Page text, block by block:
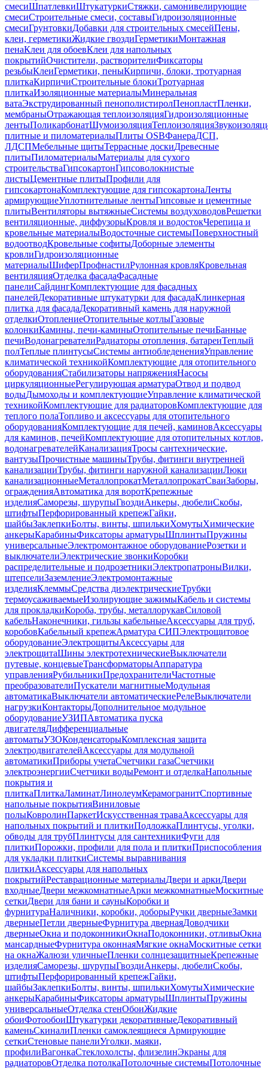
смесиШпатлевкиШтукатуркиСтяжки, самонивелирующие
смесиСтроительные смеси, составыГидроизоляционные
смесиГрунтовкиДобавки для строительных смесейПены,
клеи, герметикиЖидкие гвоздиГерметикиМонтажная
пенаКлеи для обоевКлеи для напольных
покрытийОчистители, растворителиФиксаторы
резьбыКлеиГерметики, пеныКирпичи, блоки, тротуарная
плиткаКирпичиСтроительные блокиТротуарная
плиткаИзоляционные материалыМинеральная
ватаЭкструдированный пенополистиролПенопластПленки,
мембраныОтражающая теплоизоляцияГидроизоляционные
лентыПоликарбонатШумоизоляцияТеплоизоляция
плитные и пиломатериалыПлиты OSBФанераДСП,
ЛДСПМебельные щитыТеррасные доскиДревесные
плитыПиломатериалыМатериалы для сухого
строительстваГипсокартонГипсоволокнистые
листыЦементные плитыПрофили для
гипсокартонаКомплектующие для гипсокартонаЛенты
армирующиеУплотнительные лентыГипсовые и цементные
плитыВентиляторы вытяжныеСистемы воздуховодовРешетки
вентиляционные, диффузорыКровля и водостокЧерепица и
кровельные материалыВодосточные системыПоверхностный
водоотводКровельные софитыДоборные элементы
кровлиГидроизоляционные
материалыШиферПрофнастилРулонная кровляКровельная
вентиляцияОтделка фасадаФасадные
панелиСайдингКомплектующие для фасадных
панелейДекоративные штукатурки для фасадаКлинкерная
плитка для фасадаДекоративный камень для наружной
отделкиОтоплениеОтопительные котлыГазовые
колонкиКамины, печи-каминыОтопительные печиБанные
печиВодонагревателиРадиаторы отопления, батареиТеплый
полТеплые плинтусыСистемы антиобледененияУправление
климатической техникойКомплектующие для отопительного
оборудованияСтабилизаторы напряженияНасосы
циркуляционныеРегулирующая арматураОтвод и подвод
водыДымоходы и комплектующиеУправление климатической
техникойКомплектующие для радиаторовКомплектующие для
теплого полаТопливо и аксессуары для отопительного
оборудованияКомплектующие для печей, каминовАксессуары
для каминов, печейКомплектующие для отопительных котлов,
водонагревателейКанализацияТросы сантехнические,
вантузыПрочистные машиныТрубы, фитинги внутренней
канализацииТрубы, фитинги наружной канализацииЛюки
канализационныеМеталлопрокатМеталлопрокатСваиЗаборы,
огражденияАвтоматика для воротКрепежные
изделияСаморезы, шурупыГвоздиАнкеры, дюбелиСкобы,
штифтыПерфорированный крепежГайки,
шайбыЗаклепкиБолты, винты, шпилькиХомутыХимические
анкерыКарабиныФиксаторы арматурыШплинтыПружины
универсальныеЭлектромонтажное оборудованиеРозетки и
выключателиЭлектрические звонкиКоробки
распределительные и подрозетникиЭлектропатроныВилки,
штепселиЗаземлениеЭлектромонтажные
изделияКлеммыСредства диэлектрическиеТрубки
термоусаживаемыеИзолирующие зажимыКабель и системы
для прокладкиКороба, трубы, металлорукавСиловой
кабельНаконечники, гильзы кабельныеАксессуары для труб,
коробовКабельный крепежАрматура СИПЭлектрощитовое
оборудованиеЭлектрощитыАксессуары для
электрощитаШины электротехническиеВыключатели
путевые, концевыеТрансформаторыАппаратура
управленияРубильникиПредохранителиЧастотные
преобразователиПускатели магнитныеМодульная
автоматикаВыключатели автоматическиеРелеВыключатели
нагрузкиКонтакторыДополнительное модульное
оборудованиеУЗИПАвтоматика пуска
двигателяДифференциальные
автоматыУЗОКонденсаторыКомплексная защита
электродвигателейАксессуары для модульной
автоматикиПриборы учетаСчетчики газаСчетчики
электроэнергииСчетчики водыРемонт и отделкаНапольные
покрытия и
плиткаПлиткаЛаминатЛинолеумКерамогранитСпортивные
напольные покрытияВиниловые
полыКовролинПаркетИскусственная траваАксессуары для
напольных покрытий и плиткиПодложкаПлинтусы, уголки,
обводы для трубПлинтусы для сантехникиФуги для
плиткиПорожки, профили для пола и плиткиПриспособления
для укладки плиткиСистемы выравнивания
плиткиАксессуары для напольных
покрытийРеставрационные материалыДвери и аркиДвери
входныеДвери межкомнатныеАрки межкомнатныеМоскитные
сеткиДвери для бани и сауныКоробки и
фурнитураНаличники, коробки, доборыРучки дверныеЗамки
дверныеПетли дверныеФурнитура двернаяДоводчики
дверныеОкна и подоконникиОкнаПодоконники, отливыОкна
мансардныеФурнитура оконнаяМягкие окнаМоскитные сетки
на окнаЖалюзи уличныеПленки солнцезащитныеКрепежные
изделияСаморезы, шурупыГвоздиАнкеры, дюбелиСкобы,
штифтыПерфорированный крепежГайки,
шайбыЗаклепкиБолты, винты, шпилькиХомутыХимические
анкерыКарабиныФиксаторы арматурыШплинтыПружины
универсальныеОтделка стенОбоиЖидкие
обоиФотообоиШтукатурки декоративныеДекоративный
каменьСкиналиПленки самоклеящиеся Армирующие
сеткиСтеновые панелиУголки, маяки,
профилиВагонкаСтеклохолсты, флизелинЭкраны для
радиаторовОтделка потолкаПотолочные системыПотолочные